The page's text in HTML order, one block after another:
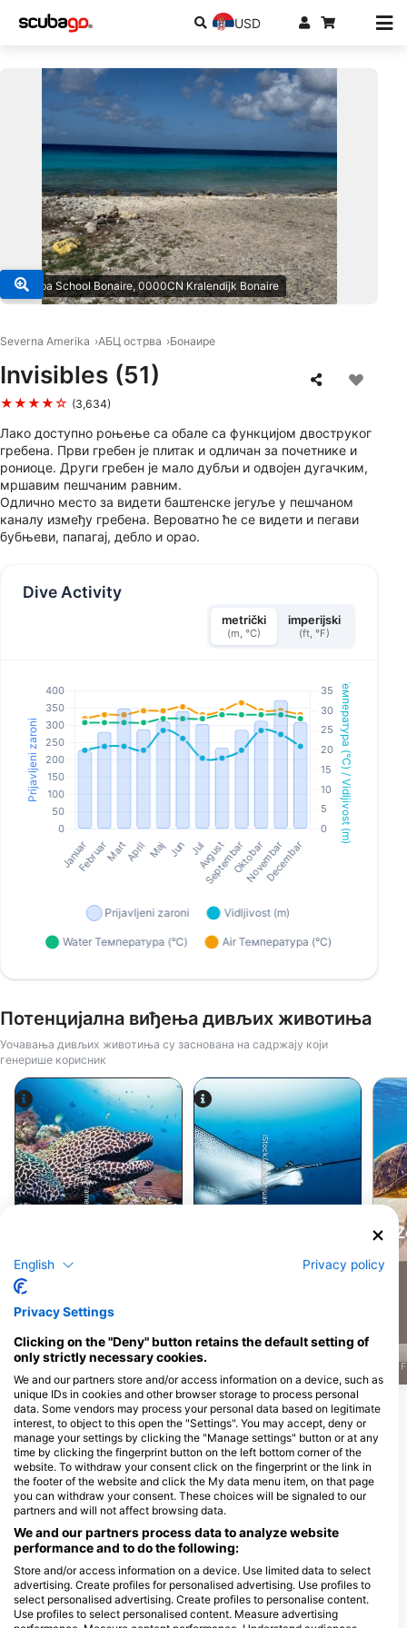
USD
© Scuba School Bonaire, 0000CN Kralendijk Bonaire
Severna Amerika АБЦ острва Бонаире
Invisibles (51)
★★★★☆ (3,634)
Лако доступно роњење са обале са функцијом двоструког
гребена. Први гребен је плитак и одличан за почетнике и
рониоце. Други гребен је мало дубљи и одвојен дугачким,
мршавим пешчаним равним.
Одлично место за видети баштенске јегуље у пешчаном
каналу између гребена. Вероватно ће се видети и пегави
бубњеви, папагај, дебло и орао.
Dive Activity
metrički
(m, °C)
imperijski
(ft, °F)
Потенцијална виђења дивљих животиња
Уочавања дивљих животиња су заснована на садржају који
генерише корисник
Alamy-WaterFrame
J F A M A S N D
iStock/Juliosanjuan
F
Прикажи још животиња
Ронилачки центри нуде услуге
угоститељства на овој ронилачкој
локацији
Wanderlust Dive Center
Bonaire
Kaya Perenales 3, 0000 BQ
Kralendijk, Бонаире, Свети
DivOcean Bonaire
J.A. Abraham BLVD 82 #301,
0000ab Kralendijk, Бонаире, Свети
Евстатије и Саба
English Privacy policy
Privacy Settings
Clicking on the "Deny" button retains the default setting of
only strictly necessary cookies.
We and our partners store and/or access information on a device, such as
unique IDs in cookies and other browser storage to process personal
data. Some vendors may process your personal data based on legitimate
interest, to object to this open the "Settings". You may accept, deny or
manage your settings by clicking the "Manage settings" button or at any
time by clicking the fingerprint button on the left bottom corner of the
website. To withdraw your consent click on the fingerprint or the link in
the footer of the website and click the My data menu item, on that page
you can withdraw your consent. These choices will be signaled to our
partners and will not affect browsing data.
We and our partners process data to analyze website
performance and to do the following:
Store and/or access information on a device. Use limited data to select
advertising. Create profiles for personalised advertising. Use profiles to
select personalised advertising. Create profiles to personalise content.
Use profiles to select personalised content. Measure advertising